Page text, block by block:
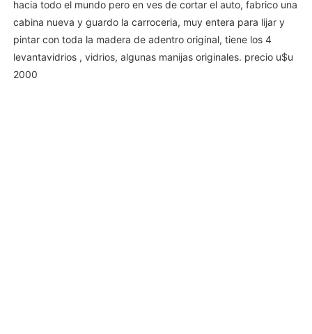
hacia todo el mundo pero en ves de cortar el auto, fabrico una
cabina nueva y guardo la carroceria, muy entera para lijar y
pintar con toda la madera de adentro original, tiene los 4
levantavidrios , vidrios, algunas manijas originales. precio u$u
2000